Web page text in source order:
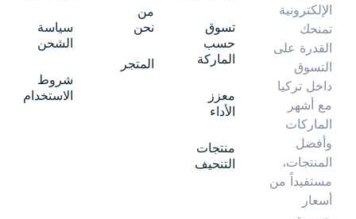
الإلكترونية
تمنحك
القدرة على
التسوق
داخل تركيا
مع أشهر
الماركات
وأفضل
المنتجات،
مستفيداً من
أسعار
تسوق
حسب
الماركة
معزز
الأداء
منتجات
التنحيف
من
نحن
المتجر
سياسة
الشحن
شروط
الاستخدام